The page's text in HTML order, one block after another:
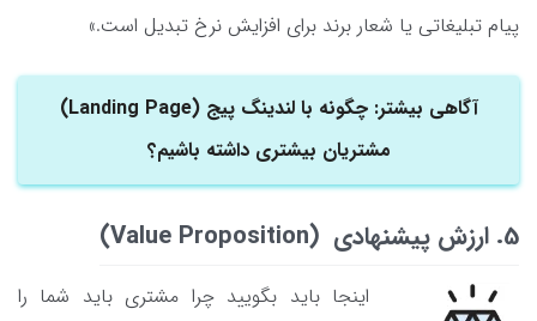
پیام تبلیغاتی یا شعار برند برای افزایش نرخ تبدیل است.»
آگاهی بیشتر: چگونه با لندینگ پیج (Landing Page)
مشتریان بیشتری داشته باشیم؟
5. ارزش پیشنهادی (Value Proposition)
اینجا باید بگویید چرا مشتری باید شما را